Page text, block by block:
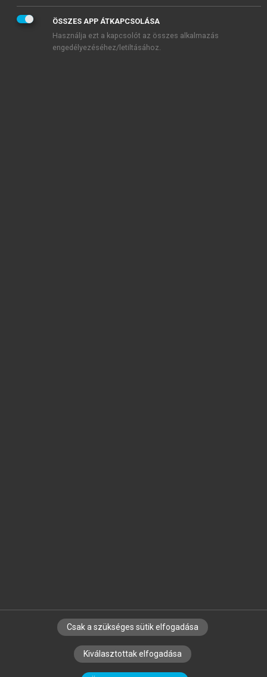
SZERZŐKNEK CÉGEKNEK KÖNYVTÁROSOKNAK
SZERKESZTÉSI ÉS LEKTORÁLÁSI ALAPELVEK
ÖSSZES APP ÁTKAPCSOLÁSA
Használja ezt a kapcsolót az összes alkalmazás
engedélyezéséhez/letiltásához.
Csak a szükséges sütik elfogadása
Kiválasztottak elfogadása